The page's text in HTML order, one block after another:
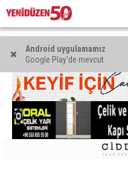
Android uygulamamız
Google Play'de mevcut